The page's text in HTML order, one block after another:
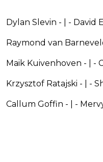
Dylan Slevin - | - David
Raymond van
Maik Kuivenhoven - | -
Krzysztof Ratajski - | -
Callum Goffin - | -